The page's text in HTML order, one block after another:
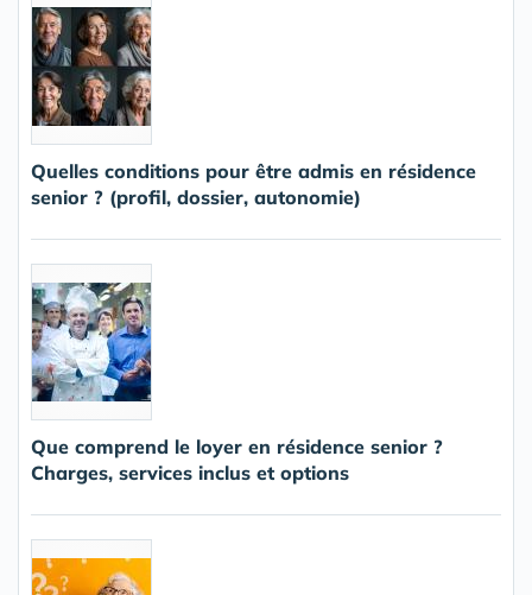
Quelles conditions pour être admis en résidence
senior ? (profil, dossier, autonomie)
Que comprend le loyer en résidence senior ?
Charges, services inclus et options